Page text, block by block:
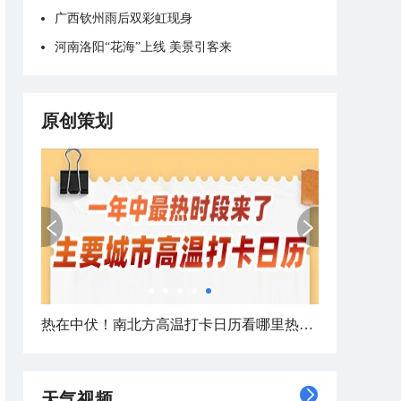
广西钦州雨后双彩虹现身
河南洛阳“花海”上线 美景引客来
原创策划
热在中伏！南北方高温打卡日历看哪里热力持久